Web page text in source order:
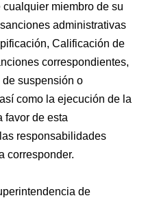
miembro de su
administrativas
Calificación de
correspondientes,
suspensión o
como la ejecución de la
favor de esta
responsabilidades
corresponder.
de